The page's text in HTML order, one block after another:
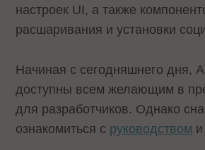
настроек UI, а также
расшаривания и установки
Начиная с сегодняшнего дня,
доступны всем желающим в
для разработчиков. Однако
ознакомиться с руководством